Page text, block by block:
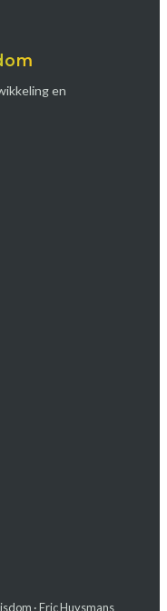
en
· Eric Huysmans